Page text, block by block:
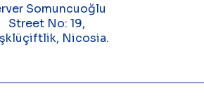
Somuncuoğlu
Street No: 19,
Nicosia.